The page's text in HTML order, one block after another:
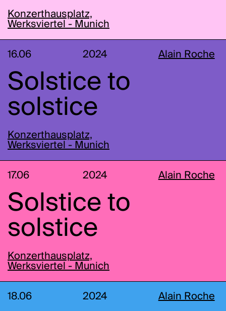
Konzerthausplatz,
Werksviertel - Munich
16.06 2024 Alain Roche
Solstice to
solstice
Konzerthausplatz,
Werksviertel - Munich
17.06 2024 Alain Roche
Solstice to
solstice
Konzerthausplatz,
Werksviertel - Munich
18.06 2024 Alain Roche